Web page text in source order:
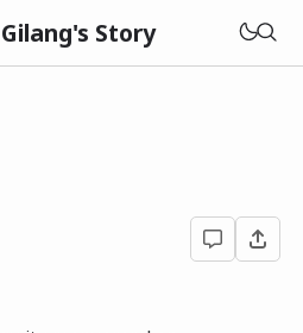
Story